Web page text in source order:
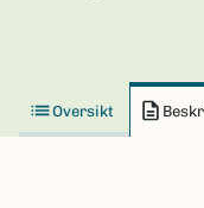
Oversikt